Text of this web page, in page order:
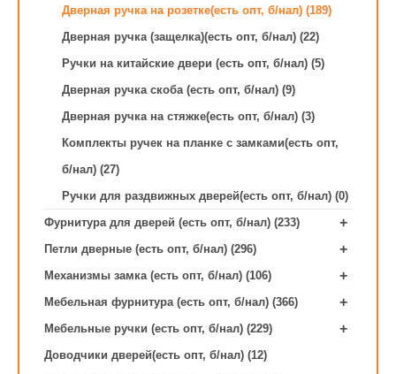
Дверная ручка на розетке(есть опт, б/нал) (189)
Дверная ручка (защелка)(есть опт, б/нал) (22)
Ручки на китайские двери (есть опт, б/нал) (5)
Дверная ручка скоба (есть опт, б/нал) (9)
Дверная ручка на стяжке(есть опт, б/нал) (3)
Комплекты ручек на планке с замками(есть опт,
б/нал) (27)
Ручки для раздвижных дверей(есть опт, б/нал) (0)
Фурнитура для дверей (есть опт, б/нал) (233)
+
Петли дверные (есть опт, б/нал) (296) +
Механизмы замка (есть опт, б/нал) (106) +
Мебельная фурнитура (есть опт, б/нал) (366) +
Мебельные ручки (есть опт, б/нал) (229) +
Доводчики дверей(есть опт, б/нал) (12)